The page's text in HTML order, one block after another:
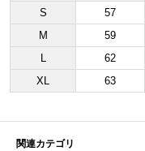
S
57
M
59
L
62
XL
63
関連カテゴリ